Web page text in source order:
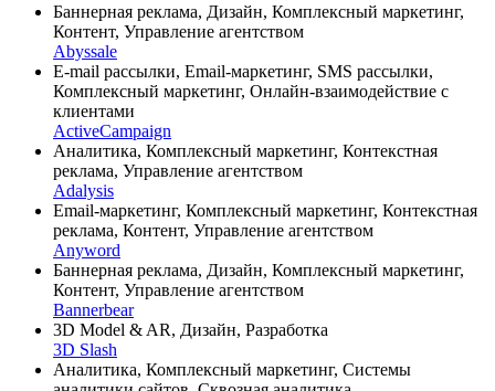
Баннерная реклама, Дизайн, Комплексный маркетинг,
Контент, Управление агентством
Abyssale
E-mail рассылки, Email-маркетинг, SMS рассылки,
Комплексный маркетинг, Онлайн-взаимодействие с
клиентами
ActiveCampaign
Аналитика, Комплексный маркетинг, Контекстная
реклама, Управление агентством
Adalysis
Email-маркетинг, Комплексный маркетинг, Контекстная
реклама, Контент, Управление агентством
Anyword
Баннерная реклама, Дизайн, Комплексный маркетинг,
Контент, Управление агентством
Bannerbear
3D Model & AR, Дизайн, Разработка
3D Slash
Аналитика, Комплексный маркетинг, Системы